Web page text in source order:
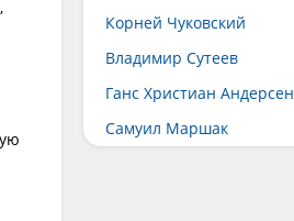
Корней Чуковский
Владимир Сутеев
Ганс Христиан Андерсен
Самуил Маршак